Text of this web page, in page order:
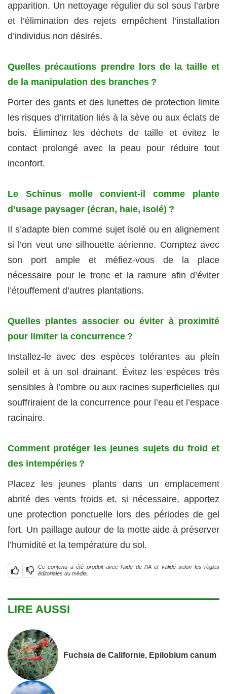
apparition. Un nettoyage régulier du sol sous l’arbre
et l’élimination des rejets empêchent l’installation
d’individus non désirés.
Quelles précautions prendre lors de la taille et
de la manipulation des branches ?
Porter des gants et des lunettes de protection limite
les risques d’irritation liés à la sève ou aux éclats de
bois. Éliminez les déchets de taille et évitez le
contact prolongé avec la peau pour réduire tout
inconfort.
Le Schinus molle convient‑il comme plante
d’usage paysager (écran, haie, isolé) ?
Il s’adapte bien comme sujet isolé ou en alignement
si l’on veut une silhouette aérienne. Comptez avec
son port ample et méfiez‑vous de la place
nécessaire pour le tronc et la ramure afin d’éviter
l’étouffement d’autres plantations.
Quelles plantes associer ou éviter à proximité
pour limiter la concurrence ?
Installez‑le avec des espèces tolérantes au plein
soleil et à un sol drainant. Évitez les espèces très
sensibles à l’ombre ou aux racines superficielles qui
souffriraient de la concurrence pour l’eau et l’espace
racinaire.
Comment protéger les jeunes sujets du froid et
des intempéries ?
Placez les jeunes plants dans un emplacement
abrité des vents froids et, si nécessaire, apportez
une protection ponctuelle lors des périodes de gel
fort. Un paillage autour de la motte aide à préserver
l’humidité et la température du sol.
Ce contenu a été produit avec l’aide de l’IA et validé selon les règles
éditoriales du média.
LIRE AUSSI
Fuchsia de Californie, Epilobium canum